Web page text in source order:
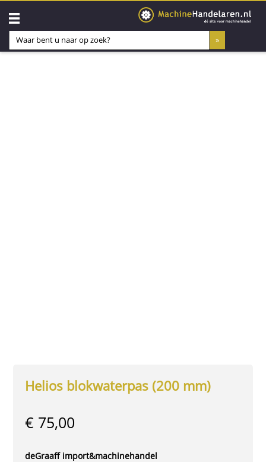
Helios blokwaterpas (200 mm)
€ 75,00
deGraaff import&machinehandel